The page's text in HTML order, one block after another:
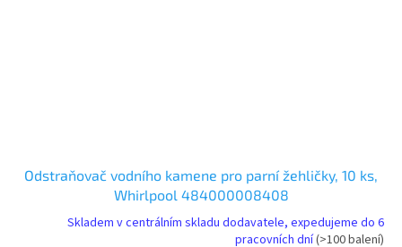
Odstraňovač vodního kamene pro parní žehličky, 10 ks,
Whirlpool 484000008408
Skladem v centrálním skladu dodavatele, expedujeme do 6
pracovních dní(>100 balení)